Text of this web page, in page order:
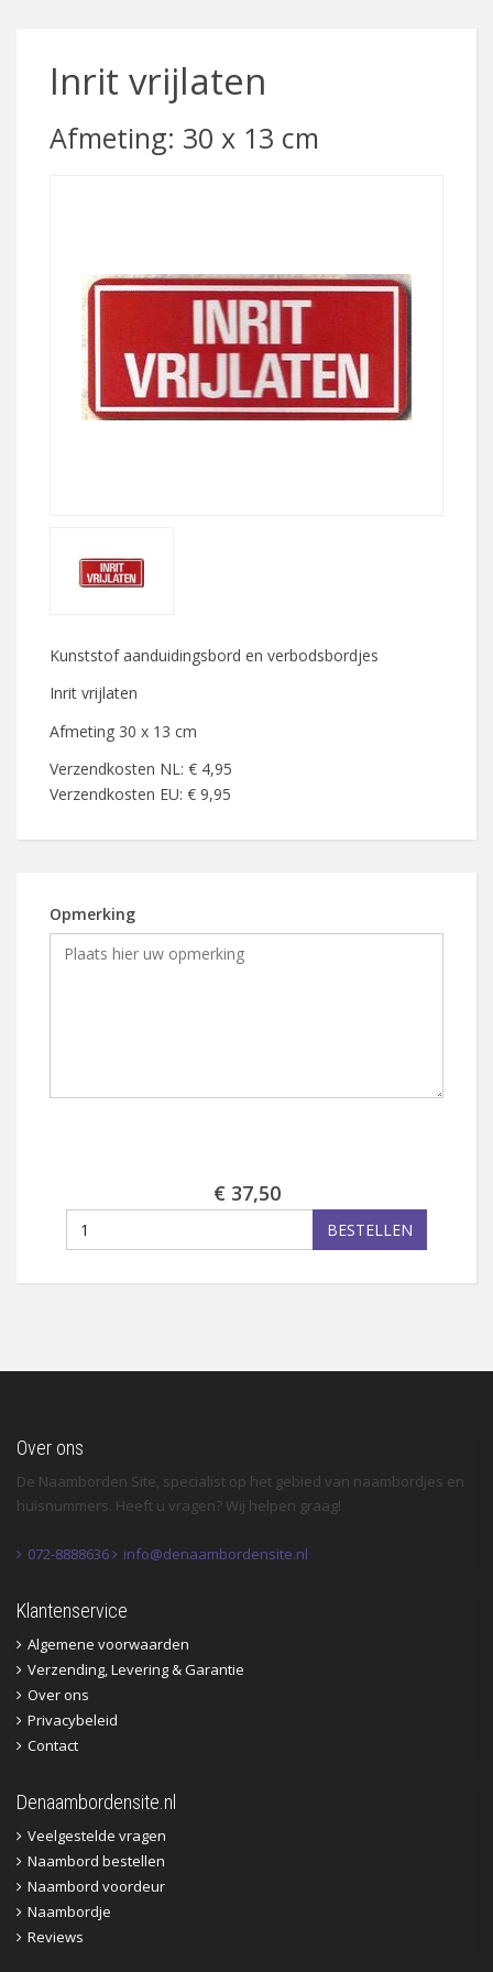
Inrit vrijlaten
Afmeting: 30 x 13 cm
Kunststof aanduidingsbord en verbodsbordjes
Inrit vrijlaten
Afmeting 30 x 13 cm
Verzendkosten NL: € 4,95
Verzendkosten EU: € 9,95
Opmerking
€ 37,50
BESTELLEN
Over ons
De Naamborden Site, specialist op het gebied van naambordjes en
huisnummers. Heeft u vragen? Wij helpen graag!
072-8888636 info@denaambordensite.nl
Klantenservice
Algemene voorwaarden
Verzending, Levering & Garantie
Over ons
Privacybeleid
Contact
Denaambordensite.nl
Veelgestelde vragen
Naambord bestellen
Naambord voordeur
Naambordje
Reviews